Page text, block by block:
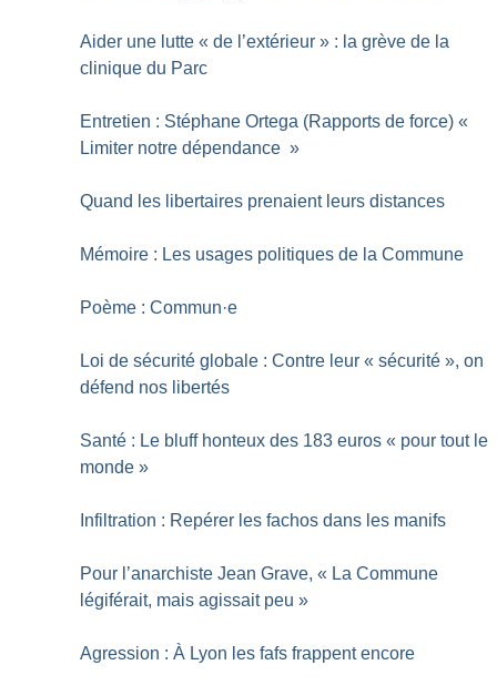
Aider une lutte « de l’extérieur » : la grève de la
clinique du Parc
Entretien : Stéphane Ortega (Rapports de force) «
Limiter notre dépendance »
Quand les libertaires prenaient leurs distances
Mémoire : Les usages politiques de la Commune
Poème : Commun·e
Loi de sécurité globale : Contre leur « sécurité », on
défend nos libertés
Santé : Le bluff honteux des 183 euros « pour tout le
monde »
Infiltration : Repérer les fachos dans les manifs
Pour l’anarchiste Jean Grave, « La Commune
légiférait, mais agissait peu »
Agression : À Lyon les fafs frappent encore